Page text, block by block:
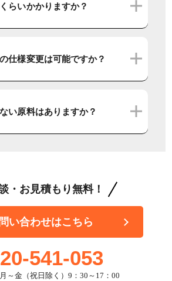
らいかかりますか？
仕様変更は可能ですか？
い原料はありますか？
・お見積もり無料！
い合わせはこちら
541-053
～金（祝日除く）9：30～17：00